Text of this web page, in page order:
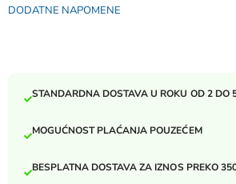
DODATNE NAPOMENE
STANDARDNA DOSTAVA U ROKU OD 2 DO
MOGUĆNOST PLAĆANJA POUZEĆEM
BESPLATNA DOSTAVA ZA IZNOS PREKO